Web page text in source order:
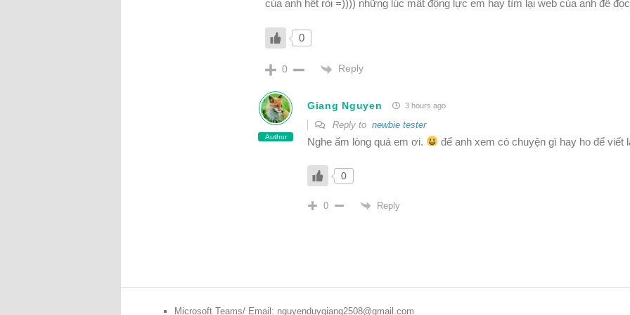
của anh hết ròi =)))) những lúc mất động lực em hay tìm lại web của anh để đọc
0
0 Reply
Author
Giang Nguyen 3 hours ago
Reply to newbie tester
Nghe ấm lòng quá em ơi. để anh xem có chuyện gì hay ho để viết
0
0 Reply
Microsoft Teams/ Email: nguyenduygiang2508@gmail.com